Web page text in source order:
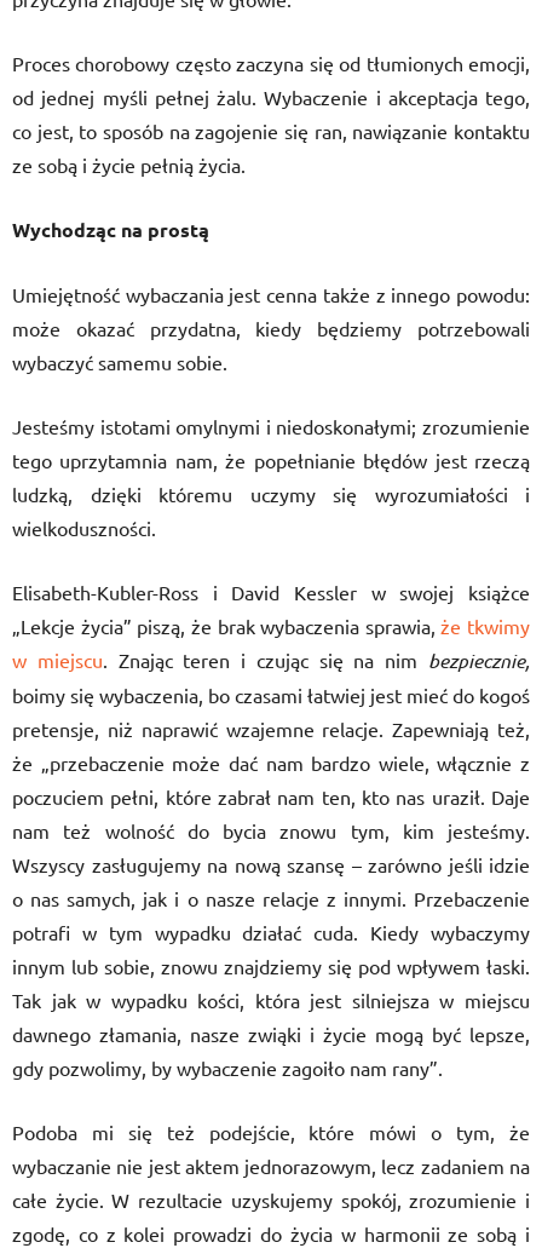
Proces chorobowy często zaczyna się od tłumionych emocji,
od jednej myśli pełnej żalu. Wybaczenie i akceptacja tego,
co jest, to sposób na zagojenie się ran, nawiązanie kontaktu
ze sobą i życie pełnią życia.
Wychodząc na prostą
Umiejętność wybaczania jest cenna także z innego powodu:
może okazać przydatna, kiedy będziemy potrzebowali
wybaczyć samemu sobie.
Jesteśmy istotami omylnymi i niedoskonałymi; zrozumienie
tego uprzytamnia nam, że popełnianie błędów jest rzeczą
ludzką, dzięki któremu uczymy się wyrozumiałości i
wielkoduszności.
Elisabeth-Kubler-Ross i David Kessler w swojej książce
„Lekcje życia” piszą, że brak wybaczenia sprawia,że tkwimy
w miejscu. Znając teren i czując się na nim bezpiecznie,
boimy się wybaczenia, bo czasami łatwiej jest mieć do kogoś
pretensje, niż naprawić wzajemne relacje. Zapewniają też,
że „przebaczenie może dać nam bardzo wiele, włącznie z
poczuciem pełni, które zabrał nam ten, kto nas uraził. Daje
nam też wolność do bycia znowu tym, kim jesteśmy.
Wszyscy zasługujemy na nową szansę – zarówno jeśli idzie
o nas samych, jak i o nasze relacje z innymi. Przebaczenie
potrafi w tym wypadku działać cuda. Kiedy wybaczymy
innym lub sobie, znowu znajdziemy się pod wpływem łaski.
Tak jak w wypadku kości, która jest silniejsza w miejscu
dawnego złamania, nasze zwiąki i życie mogą być lepsze,
gdy pozwolimy, by wybaczenie zagoiło nam rany”.
Podoba mi się też podejście, które mówi o tym, że
wybaczanie nie jest aktem jednorazowym, lecz zadaniem na
całe życie. W rezultacie uzyskujemy spokój, zrozumienie i
zgodę, co z kolei prowadzi do życia w harmonii ze sobą i